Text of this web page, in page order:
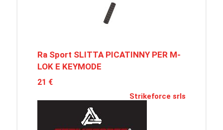
Ra Sport SLITTA PICATINNY PER M-
LOK E KEYMODE
21 €
Strikeforce srls